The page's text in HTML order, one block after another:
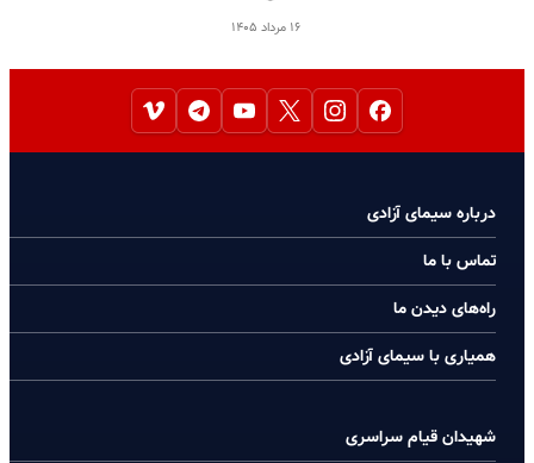
۱۶ مرداد ۱۴۰۵
درباره سیمای آزادی
تماس با ما
راه‌های دیدن ما
همیاری با سیمای آزادی
شهیدان قیام سراسری